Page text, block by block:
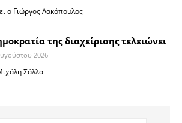
ο Γιώργος Λακόπουλος
της διαχείρισης τελειώνει
2026
Σάλλα